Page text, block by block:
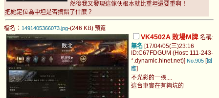
然後我又發現這傢伙根本就比重坦還要重啊！
把她定位為中坦是否搞錯了什麼？
檔名： 1491405366073.jpg-(246 KB) 預覽
VK4502A 敗場M牌 名稱:
無名 [17/04/05(三)23:16
ID:C67FDGUM (Host: 111-243-
*.dynamic.hinet.net)] No.905 [回
應]
不光彩的一張....
這台車實在有夠坑的